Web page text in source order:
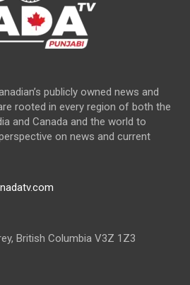
publicly owned news and
rooted in every region of both the
and Canada and the world to
on news and current
British Columbia V3Z 1Z3